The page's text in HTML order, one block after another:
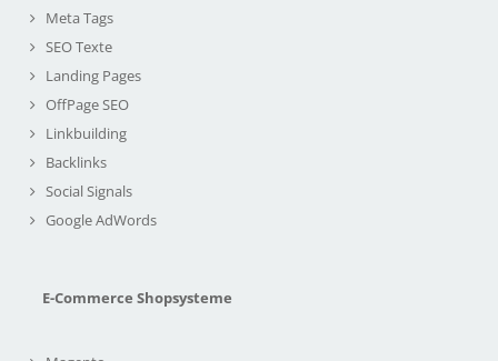
Meta Tags
SEO Texte
Landing Pages
OffPage SEO
Linkbuilding
Backlinks
Social Signals
Google AdWords
E-Commerce Shopsysteme